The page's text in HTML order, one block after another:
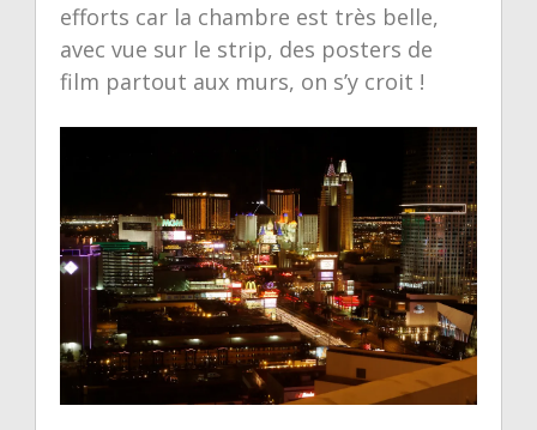
efforts car la chambre est très belle,
avec vue sur le strip, des posters de
film partout aux murs, on s’y croit !